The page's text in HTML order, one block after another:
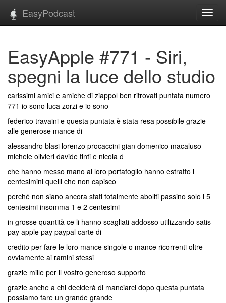
EasyPodcast
EasyApple #771 - Siri,
spegni la luce dello studio
carissimi amici e amiche di ziappol ben ritrovati puntata numero
771 io sono luca zorzi e io sono
federico travaini e questa puntata è stata resa possibile grazie
alle generose mance di
alessandro blasi lorenzo procaccini gian domenico macaluso
michele olivieri davide tinti e nicola d
che hanno messo mano al loro portafoglio hanno estratto i
centesimini quelli che non capisco
perché non siano ancora stati totalmente aboliti passino solo i 5
centesimi insomma 1 e 2 centesimi
in grosse quantità ce li hanno scagliati addosso utilizzando satis
pay apple pay paypal carte di
credito per fare le loro mance singole o mance ricorrenti oltre
ovviamente ai ramini stessi
grazie mille per il vostro generoso supporto
grazie anche a chi deciderà di manciarci dopo questa puntata
possiamo fare un grande grande